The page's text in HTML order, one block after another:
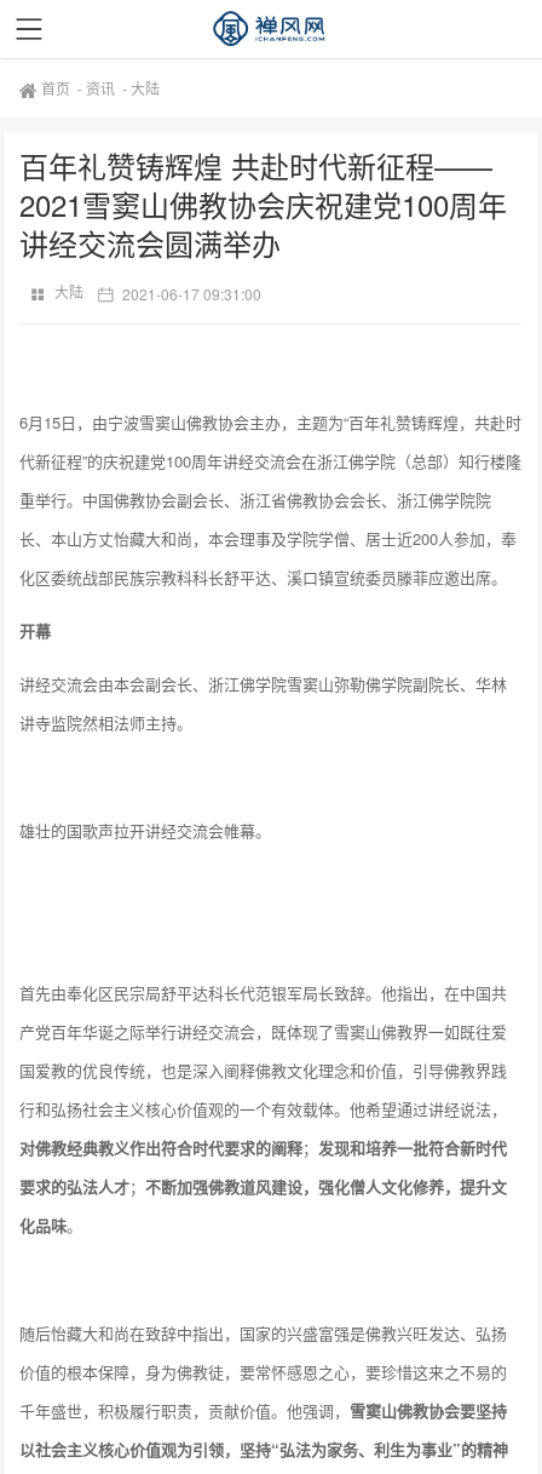
首页 - 资讯 -大陆
百年礼赞铸辉煌 共赴时代新征程——
2021雪窦山佛教协会庆祝建党100周年
讲经交流会圆满举办
大陆 2021-06-17 09:31:00
6月15日，由宁波雪窦山佛教协会主办，主题为“百年礼赞铸辉煌，共赴时
代新征程”的庆祝建党100周年讲经交流会在浙江佛学院（总部）知行楼隆
重举行。中国佛教协会副会长、浙江省佛教协会会长、浙江佛学院院
长、本山方丈怡藏大和尚，本会理事及学院学僧、居士近200人参加，奉
化区委统战部民族宗教科科长舒平达、溪口镇宣统委员滕菲应邀出席。
开幕
讲经交流会由本会副会长、浙江佛学院雪窦山弥勒佛学院副院长、华林
讲寺监院然相法师主持。
雄壮的国歌声拉开讲经交流会帷幕。
首先由奉化区民宗局舒平达科长代范银军局长致辞。他指出，在中国共
产党百年华诞之际举行讲经交流会，既体现了雪窦山佛教界一如既往爱
国爱教的优良传统，也是深入阐释佛教文化理念和价值，引导佛教界践
行和弘扬社会主义核心价值观的一个有效载体。他希望通过讲经说法，
对佛教经典教义作出符合时代要求的阐释；发现和培养一批符合新时代
要求的弘法人才；不断加强佛教道风建设，强化僧人文化修养，提升文
化品味。
随后怡藏大和尚在致辞中指出，国家的兴盛富强是佛教兴旺发达、弘扬
价值的根本保障，身为佛教徒，要常怀感恩之心，要珍惜这来之不易的
千年盛世，积极履行职责，贡献价值。他强调， 雪窦山佛教协会要坚持
以社会主义核心价值观为引领，坚持“弘法为家务、利生为事业”的精神